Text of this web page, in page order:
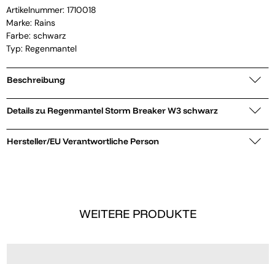
Artikelnummer: 1710018
Marke: Rains
Farbe: schwarz
Typ: Regenmantel
Beschreibung
Details zu Regenmantel Storm Breaker W3 schwarz
Hersteller/EU Verantwortliche Person
WEITERE PRODUKTE